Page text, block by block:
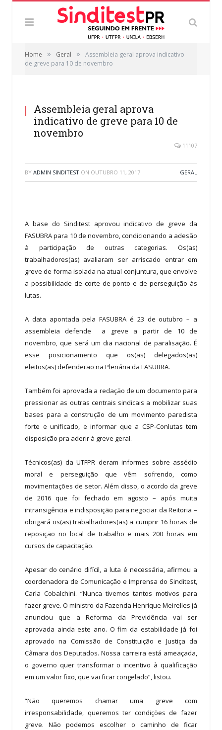
Home » Geral »
Assembleia geral aprova indicativo
de greve para 10 de novembro
Assembleia geral aprova
indicativo de greve para 10 de
novembro
11107
BY ADMIN SINDITEST ON OUTUBRO 11, 2017 GERAL
A base do Sinditest aprovou indicativo de greve da
FASUBRA para 10 de novembro, condicionando a adesão
à participação de outras categorias. Os(as)
trabalhadores(as) avaliaram ser arriscado entrar em
greve de forma isolada na atual conjuntura, que envolve
a possibilidade de corte de ponto e de perseguição às
lutas.
A data apontada pela FASUBRA é 23 de outubro – a
assembleia defende a greve a partir de 10 de
novembro, que será um dia nacional de paralisação. É
esse posicionamento que os(as) delegados(as)
eleitos(as) defenderão na Plenária da FASUBRA.
Também foi aprovada a redação de um documento para
pressionar as outras centrais sindicais a mobilizar suas
bases para a construção de um movimento paredista
forte e unificado, e informar que a CSP-Conlutas tem
disposição pra aderir à greve geral.
Técnicos(as) da UTFPR deram informes sobre assédio
moral e perseguição que vêm sofrendo, como
movimentações de setor. Além disso, o acordo da greve
de 2016 que foi fechado em agosto – após muita
intransigência e indisposição para negociar da Reitoria –
obrigará os(as) trabalhadores(as) a cumprir 16 horas de
reposição no local de trabalho e mais 200 horas em
cursos de capacitação.
Apesar do cenário difícil, a luta é necessária, afirmou a
coordenadora de Comunicação e Imprensa do Sinditest,
Carla Cobalchini. “Nunca tivemos tantos motivos para
fazer greve. O ministro da Fazenda Henrique Meirelles já
anunciou que a Reforma da Previdência vai ser
aprovada ainda este ano. O fim da estabilidade já foi
aprovado na Comissão de Constituição e Justiça da
Câmara dos Deputados. Nossa carreira está ameaçada,
o governo quer transformar o incentivo à qualificação
em um valor fixo, que vai ficar congelado”, listou.
“Não queremos chamar uma greve com
irresponsabilidade, queremos ter condições de fazer
greve. Não podemos escolher o caminho de ficar